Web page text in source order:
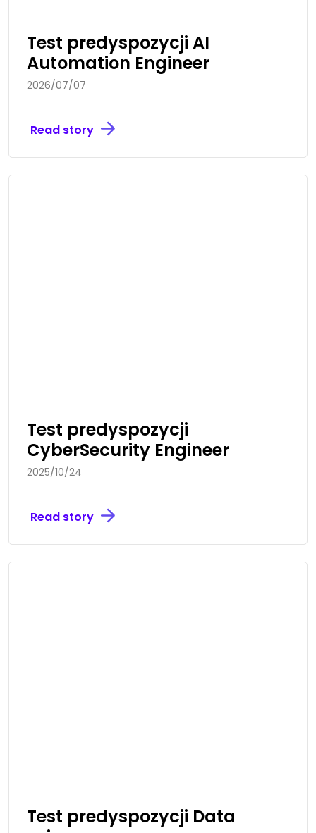
Test predyspozycji AI
Automation Engineer
2026/07/07
Read story
Test predyspozycji
CyberSecurity Engineer
2025/10/24
Read story
Test predyspozycji Data